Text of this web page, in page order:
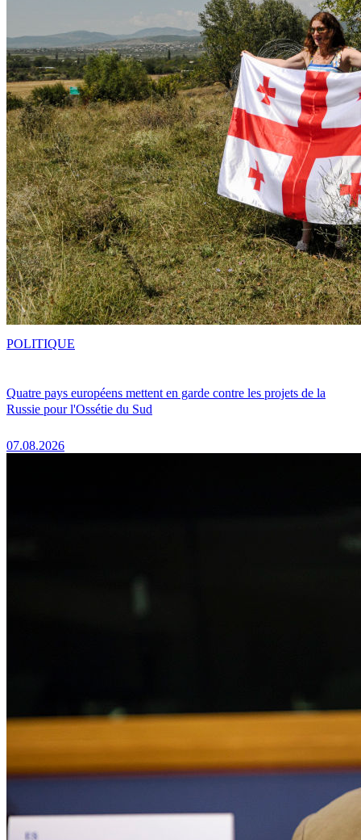
Quatre pays européens mettent en garde contre les projets de la
Russie pour l'Ossétie du Sud
07.08.2026
POLITIQUE